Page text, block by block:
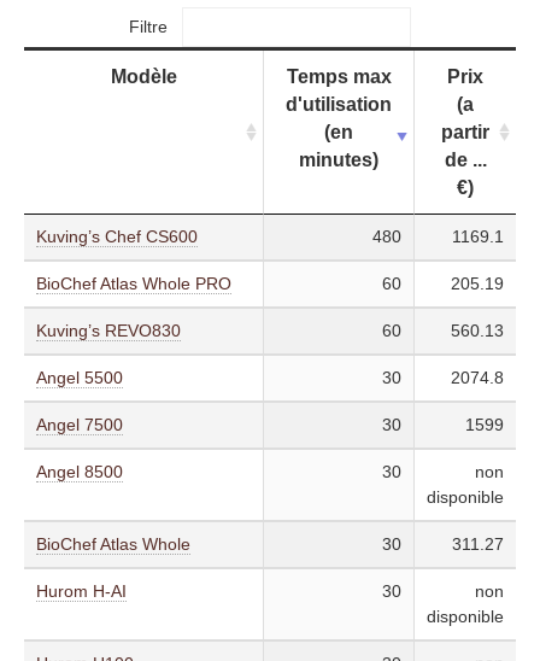
Filtre
Modèle
Temps max
d'utilisation
(en
minutes)
Prix
(a
partir
de ...
€)
Kuving’s Chef CS600 480 1169.1
BioChef Atlas Whole PRO 60 205.19
Kuving’s REVO830 60 560.13
Angel 5500 30 2074.8
Angel 7500 30 1599
Angel 8500 30
non
disponible
BioChef Atlas Whole 30 311.27
Hurom H-AI 30
non
disponible